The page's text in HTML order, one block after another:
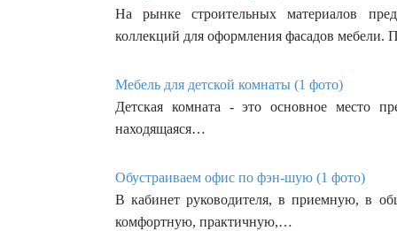
На рынке строительных материалов
коллекций для оформления фасадов мебели.
Мебель для детской комнаты (1 фото)
Детская комната - это основное место
находящаяся…
Обустраиваем офис по фэн-шую (1 фото)
В кабинет руководителя, в приемную, в
комфортную, практичную,…